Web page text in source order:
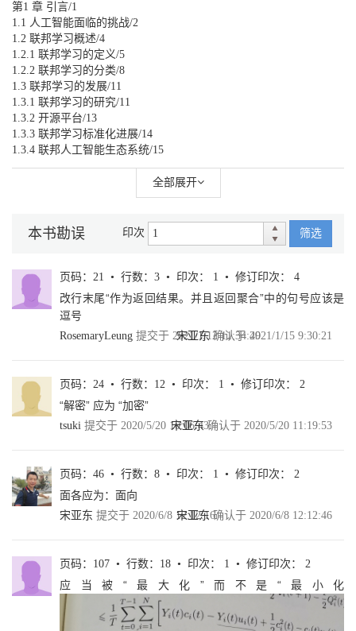
第1 章 引言/1
1.1 人工智能面临的挑战/2
1.2 联邦学习概述/4
1.2.1 联邦学习的定义/5
1.2.2 联邦学习的分类/8
1.3 联邦学习的发展/11
1.3.1 联邦学习的研究/11
1.3.2 开源平台/13
1.3.3 联邦学习标准化进展/14
1.3.4 联邦人工智能生态系统/15
第2 章 隐私、安全及机器学习/17
2.1 面向隐私保护的机器学习/18
2.3 威胁与安全模型/19
2.4 隐私保护技术/22
2.4.1 安全多方计算/22
2.4.2 同态加密/27
2.4.3 差分隐私/30
3.1.1 分布式机器学习的定义/36
3.1.2 分布式机器学习平台/37
3.2 面向扩展性的DML /39
3.3 面向隐私保护的DML /43
3.3.1 隐私保护决策树/43
3.3.2 隐私保护方法/45
3.3.3 面向隐私保护的DML 方案/45
3.4.2 隐私保护方法/49
3.5 挑战与展望/51
第4 章 横向联邦学习/53
4.1 横向联邦学习的定义/54
全部展开
本书勘误 印次 筛选
页码：21 • 行数：3 • 印次： 1 • 修订印次： 4
改行末尾“作为返回结果。并且返回聚合”中的句号应该是
逗号
RosemaryLeung 提交于 2021/1/12 11:34:49
宋亚东 确认于 2021/1/15 9:30:21
页码：24 • 行数：12 • 印次： 1 • 修订印次： 2
“解密” 应为 “加密”
tsuki 提交于 2020/5/20 10:06:43
宋亚东确认于 2020/5/20 11:19:53
页码：46 • 行数：8 • 印次： 1 • 修订印次： 2
面各应为：面向
宋亚东 提交于 2020/6/8 12:12:16
宋亚东确认于 2020/6/8 12:12:46
页码：107 • 行数：18 • 印次： 1 • 修订印次： 2
应当被“最大化”而不是“最小化